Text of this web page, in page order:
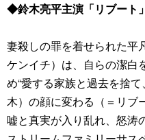
◆鈴木亮平主演「リブート」
妻殺しの罪を着せられた平
ケンイチ）は、自らの潔白
め“愛する家族と過去を捨
木）の顔に変わる（＝リブ
嘘と真実が入り乱れ、怒涛